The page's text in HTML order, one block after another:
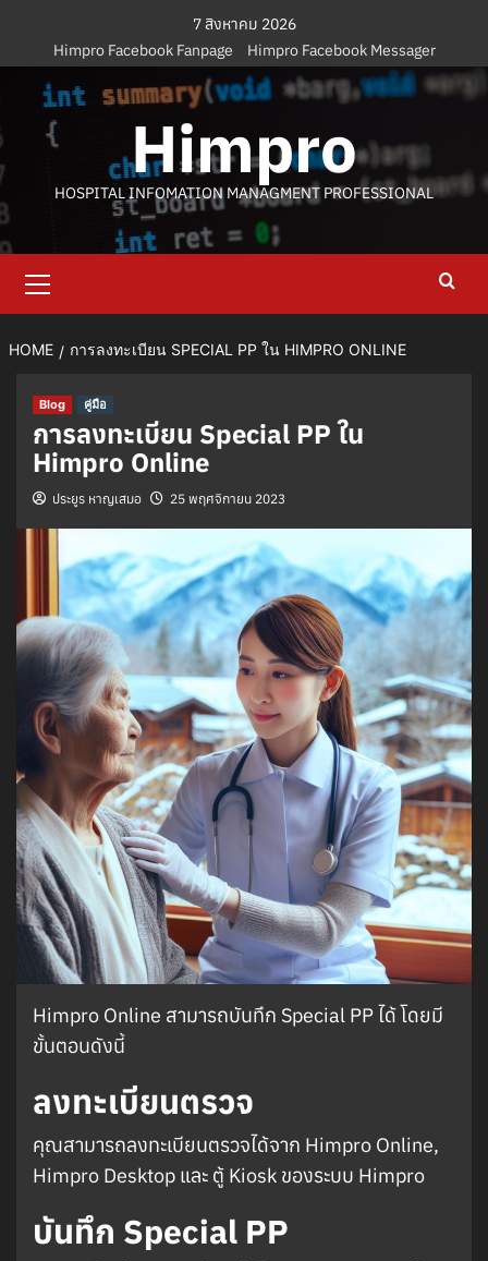
content
7 สิงหาคม 2026
Himpro Facebook Fanpage
Himpro Facebook Messager
Himpro
HOSPITAL INFOMATION MANAGMENT PROFESSIONAL
Menu
HOME การลงทะเบียน SPECIAL PP ใน HIMPRO ONLINE
Blog คู่มือ
การลงทะเบียน Special PP ใน
Himpro Online
ประยูร หาญเสมอ 25 พฤศจิกายน 2023
Himpro Online สามารถบันทึก Special PP ได้ โดยมี
ขั้นตอนดังนี้
ลงทะเบียนตรวจ
คุณสามารถลงทะเบียนตรวจได้จาก Himpro Online,
Himpro Desktop และ ตู้ Kiosk ของระบบ Himpro
บันทึก Special PP